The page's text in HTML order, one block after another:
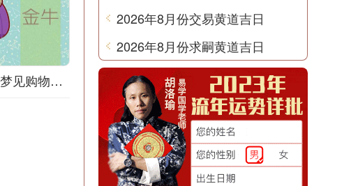
道家梦境：梦见购物的意义
2026年8月份交易黄道吉日
2026年8月份求嗣黄道吉日